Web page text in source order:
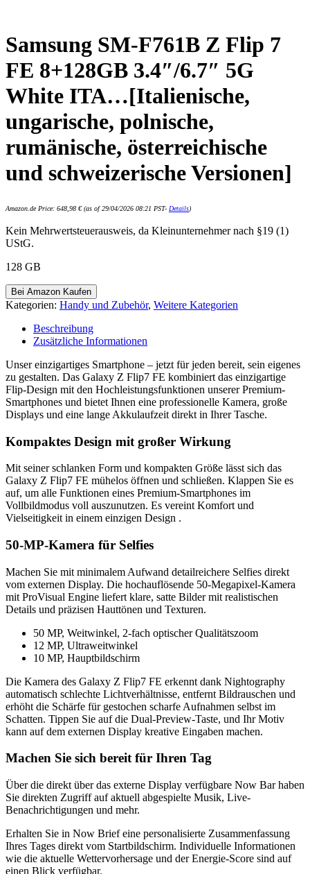
Samsung SM-F761B Z Flip 7
FE 8+128GB 3.4″/6.7″ 5G
White ITA…[Italienische,
ungarische, polnische,
rumänische, österreichische
und schweizerische Versionen]
Amazon.de Price: 648,98 €(as of 29/04/2026 08:21 PST- Details)
Kein Mehrwertsteuerausweis, da Kleinunternehmer nach §19 (1)
UStG.
128 GB
Bei Amazon Kaufen
Kategorien: Handy und Zubehör, Weitere Kategorien
Beschreibung
Zusätzliche Informationen
Unser einzigartiges Smartphone – jetzt für jeden bereit, sein eigenes
zu gestalten. Das Galaxy Z Flip7 FE kombiniert das einzigartige
Flip-Design mit den Hochleistungsfunktionen unserer Premium-
Smartphones und bietet Ihnen eine professionelle Kamera, große
Displays und eine lange Akkulaufzeit direkt in Ihrer Tasche.
Kompaktes Design mit großer Wirkung
Mit seiner schlanken Form und kompakten Größe lässt sich das
Galaxy Z Flip7 FE mühelos öffnen und schließen. Klappen Sie es
auf, um alle Funktionen eines Premium-Smartphones im
Vollbildmodus voll auszunutzen. Es vereint Komfort und
Vielseitigkeit in einem einzigen Design .
50-MP-Kamera für Selfies
Machen Sie mit minimalem Aufwand detailreichere Selfies direkt
vom externen Display. Die hochauflösende 50-Megapixel-Kamera
mit ProVisual Engine liefert klare, satte Bilder mit realistischen
Details und präzisen Hauttönen und Texturen.
50 MP, Weitwinkel, 2-fach optischer Qualitätszoom
12 MP, Ultraweitwinkel
10 MP, Hauptbildschirm
Die Kamera des Galaxy Z Flip7 FE erkennt dank Nightography
automatisch schlechte Lichtverhältnisse, entfernt Bildrauschen und
erhöht die Schärfe für gestochen scharfe Aufnahmen selbst im
Schatten. Tippen Sie auf die Dual-Preview-Taste, und Ihr Motiv
kann auf dem externen Display kreative Eingaben machen.
Machen Sie sich bereit für Ihren Tag
Über die direkt über das externe Display verfügbare Now Barhaben
Sie direkten Zugriff auf aktuell abgespielte Musik, Live-
Benachrichtigungen und mehr.
Erhalten Sie in Now Briefeine personalisierte Zusammenfassung
Ihres Tages direkt vom Startbildschirm. Individuelle Informationen
wie die aktuelle Wettervorhersage und der Energie-Score sind auf
einen Blick verfügbar.